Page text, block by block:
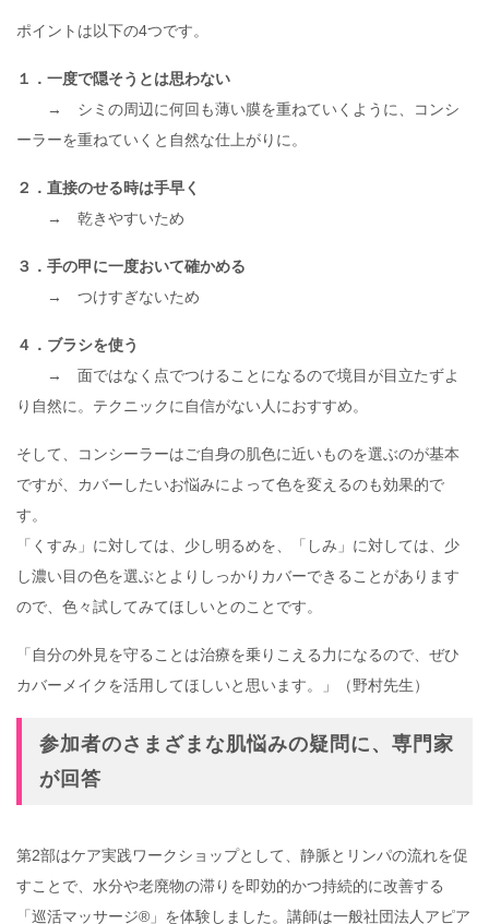
ポイントは以下の4つです。
１．一度で隠そうとは思わない
→ シミの周辺に何回も薄い膜を重ねていくように、コンシ
ーラーを重ねていくと自然な仕上がりに。
２．直接のせる時は手早く
→ 乾きやすいため
３．手の甲に一度おいて確かめる
→ つけすぎないため
４．ブラシを使う
→ 面ではなく点でつけることになるので境目が目立たずよ
り自然に。テクニックに自信がない人におすすめ。
そして、コンシーラーはご自身の肌色に近いものを選ぶのが基本
ですが、カバーしたいお悩みによって色を変えるのも効果的で
す。
「くすみ」に対しては、少し明るめを、「しみ」に対しては、少
し濃い目の色を選ぶとよりしっかりカバーできることがあります
ので、色々試してみてほしいとのことです。
「自分の外見を守ることは治療を乗りこえる力になるので、ぜひ
カバーメイクを活用してほしいと思います。」（野村先生）
参加者のさまざまな肌悩みの疑問に、専門家
が回答
第2部はケア実践ワークショップとして、静脈とリンパの流れを促
すことで、水分や老廃物の滞りを即効的かつ持続的に改善する
「巡活マッサージ®」を体験しました。講師は一般社団法人アピア